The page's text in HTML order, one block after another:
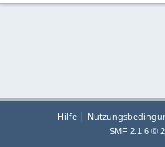
Hilfe |
SMF 2.1.6 ©